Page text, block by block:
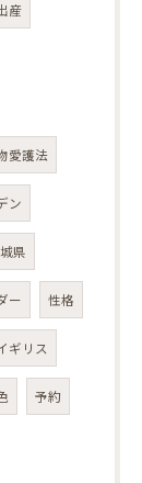
産
愛護法
ン
県
ー 性格
ギリス
予約